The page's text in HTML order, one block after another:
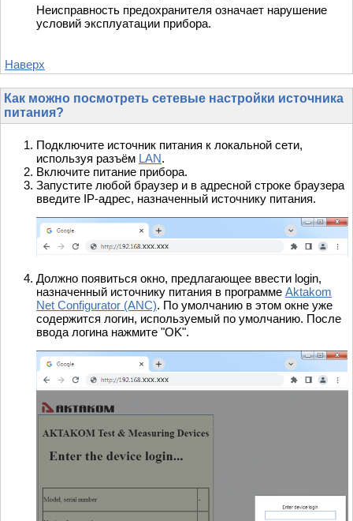
Неисправность предохранителя означает нарушение
условий эксплуатации прибора.
Наверх
Как можно посмотреть сетевые настройки источника
питания?
Подключите источник питания к локальной сети,
используя разъём LAN.
Включите питание прибора.
Запустите любой браузер и в адресной строке браузера
введите IP-адрес, назначенный источнику питания.
Должно появиться окно, предлагающее ввести login,
назначенный источнику питания в программе Aktakom
Net Configurator (ANC). По умолчанию в этом окне уже
содержится логин, используемый по умолчанию. После
ввода логина нажмите "OK".